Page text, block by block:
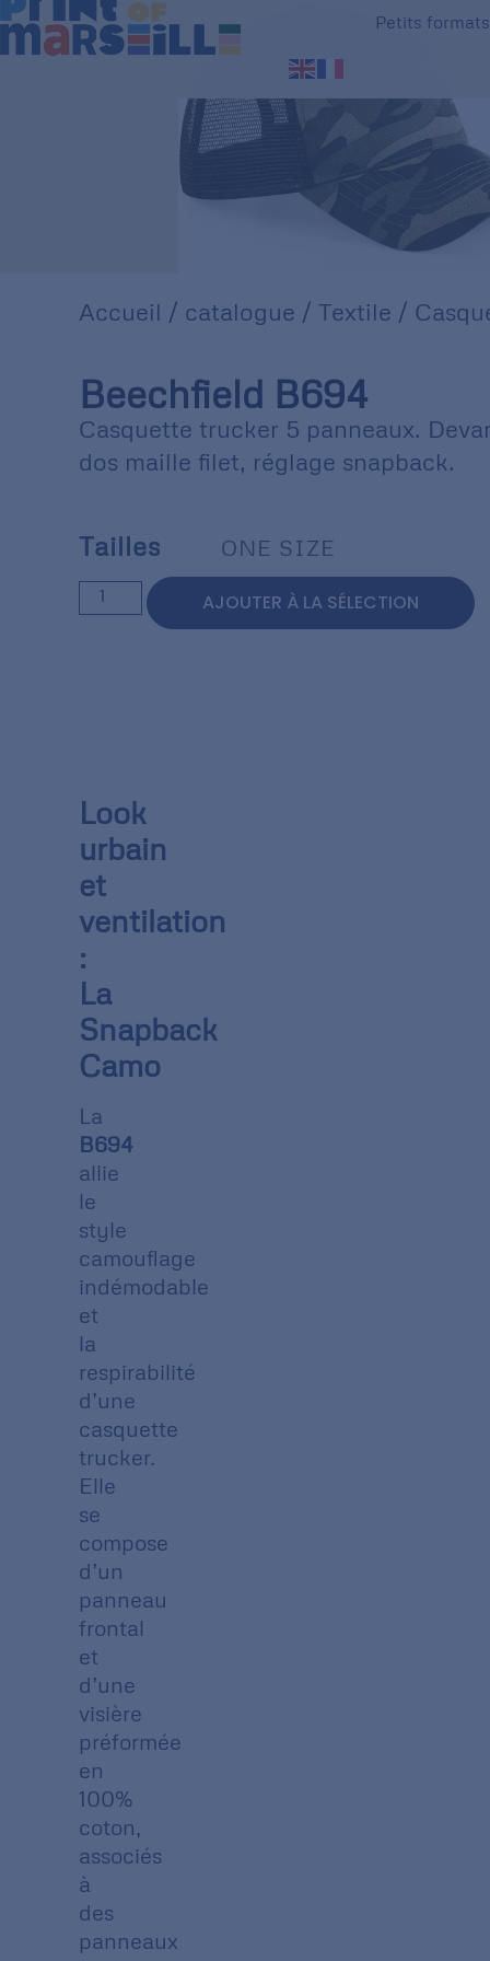
Petits formats
Accueil / catalogue / Textile /
Beechfield B694
Casquette trucker 5 panneaux.
dos maille filet, réglage snapback.
Tailles ONE SIZE
AJOUTER À LA SÉLECTION
Look
urbain
et
ventilation
:
La
Snapback
Camo
La
B694
allie
le
style
camouflage
indémodable
et
la
respirabilité
d’une
casquette
trucker.
Elle
se
compose
d’un
panneau
frontal
et
d’une
visière
préformée
en
100%
coton,
associés
à
des
panneaux